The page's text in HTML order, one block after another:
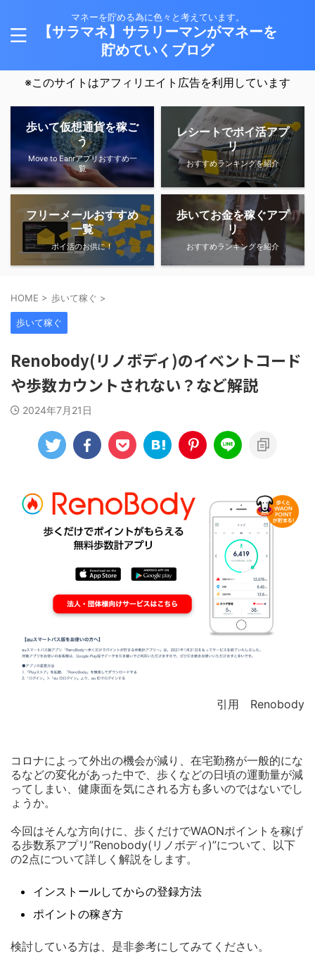
マネーを貯める為に色々と考えています。
【サラマネ】サラリーマンがマネーを
貯めていくブログ
※このサイトはアフィリエイト広告を利用しています
歩いて仮想通貨を稼ご
う
Move to Eanrアプリおすすめ一
覧
レシートでポイ活アプ
リ
おすすめランキングを紹介
フリーメールおすすめ
一覧
ポイ活のお供に！
歩いてお金を稼ぐアプ
リ
おすすめランキングを紹介
HOME > 歩いて稼ぐ >
歩いて稼ぐ
Renobody(リノボディ)のイベントコード
や歩数カウントされない？など解説
2024年7月21日
引用 Renobody
コロナによって外出の機会が減り、在宅勤務が一般的にな
るなどの変化があった中で、歩くなどの日頃の運動量が減
ってしまい、健康面を気にされる方も多いのではないでし
ょうか。
今回はそんな方向けに、歩くだけでWAONポイントを稼げ
る歩数系アプリ”Renobody(リノボディ)”について、以下
の2点について詳しく解説をします。
インストールしてからの登録方法
ポイントの稼ぎ方
検討している方は、是非参考にしてみてください。